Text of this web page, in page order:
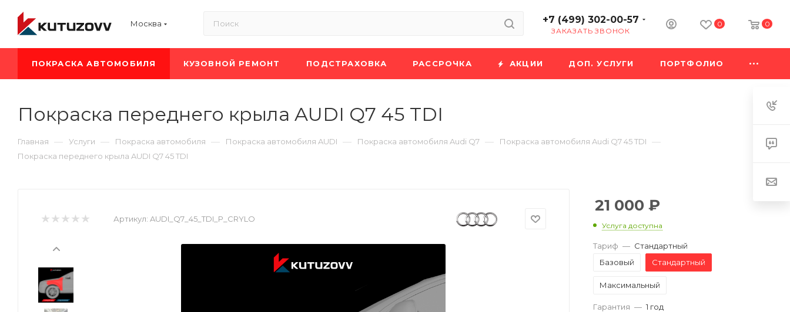
Москва +7 (499) 302-00-57
ЗАКАЗАТЬ ЗВОНОК
0 0
ПОКРАСКА АВТОМОБИЛЯ КУЗОВНОЙ РЕМОНТ ПОДСТРАХОВКА РАССРОЧКА АКЦИИ ДОП. УСЛУГИ ПОРТФОЛИО
Покраска переднего крыла AUDI Q7 45 TDI
Главная — Услуги — Покраска автомобиля — Покраска автомобиля AUDI — Покраска автомобиля Audi Q7 — Покраска автомобиля Audi Q7 45 TDI —
Покраска переднего крыла AUDI Q7 45 TDI
Артикул: AUDI_Q7_45_TDI_P_CRYLO
21 000 ₽
Услуга доступна
Тариф — Стандартный
Базовый
Стандартный
Максимальный
Гарантия — 1 год